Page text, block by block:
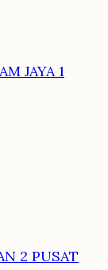
JAYA 1
2 PUSAT